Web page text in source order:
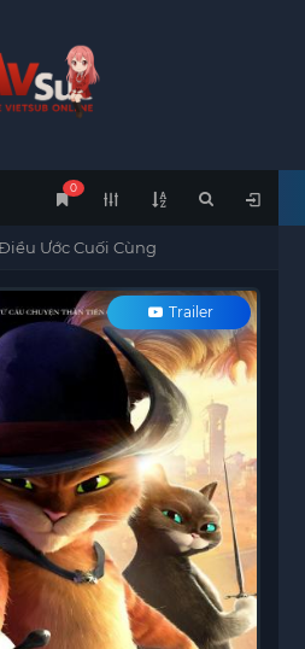
0
Ước Cuối Cùng
Trailer